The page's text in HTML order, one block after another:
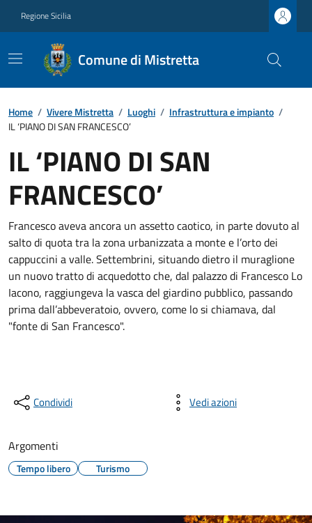
Regione Sicilia
Comune di Mistretta
Home / Vivere Mistretta / Luoghi / Infrastruttura e impianto /
IL ‘PIANO DI SAN FRANCESCO’
IL ‘PIANO DI SAN
FRANCESCO’
Francesco aveva ancora un assetto caotico, in parte dovuto al
salto di quota tra la zona urbanizzata a monte e l’orto dei
cappuccini a valle. Settembrini, situando dietro il muraglione
un nuovo tratto di acquedotto che, dal palazzo di Francesco Lo
Iacono, raggiungeva la vasca del giardino pubblico, passando
prima dall’abbeveratoio, ovvero, come lo si chiamava, dal
"fonte di San Francesco".
Condividi Vedi azioni
Argomenti
Tempo libero Turismo